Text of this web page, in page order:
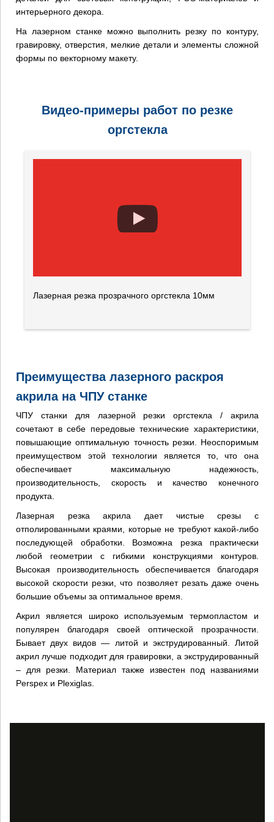
интерьерного декора.
На лазерном станке можно выполнить резку по контуру,
гравировку, отверстия, мелкие детали и элементы сложной
формы по векторному макету.
Видео-примеры работ по резке
оргстекла
Лазерная резка прозрачного оргстекла 10мм
Преимущества лазерного раскроя
акрила на ЧПУ станке
ЧПУ станки для лазерной резки оргстекла / акрила
сочетают в себе передовые технические характеристики,
повышающие оптимальную точность резки. Неоспоримым
преимуществом этой технологии является то, что она
обеспечивает максимальную надежность,
производительность, скорость и качество конечного
продукта.
Лазерная резка акрила дает чистые срезы с
отполированными краями, которые не требуют какой-либо
последующей обработки. Возможна резка практически
любой геометрии с гибкими конструкциями контуров.
Высокая производительность обеспечивается благодаря
высокой скорости резки, что позволяет резать даже очень
большие объемы за оптимальное время.
Акрил является широко используемым термопластом и
популярен благодаря своей оптической прозрачности.
Бывает двух видов — литой и экструдированный. Литой
акрил лучше подходит для гравировки, а экструдированный
– для резки. Материал также известен под названиями
Perspex и Plexiglas.